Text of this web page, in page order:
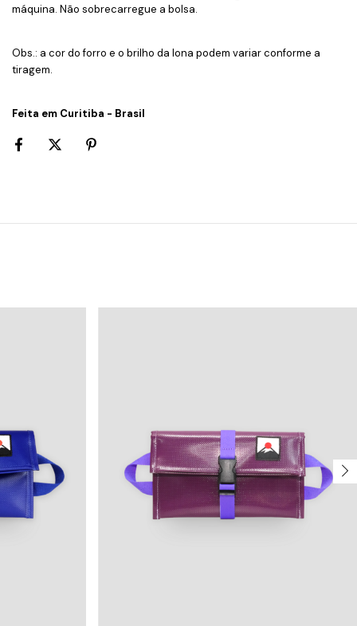
máquina. Não sobrecarregue a bolsa.
Obs.: a cor do forro e o brilho da lona podem variar conforme a
tiragem.
Feita em Curitiba - Brasil